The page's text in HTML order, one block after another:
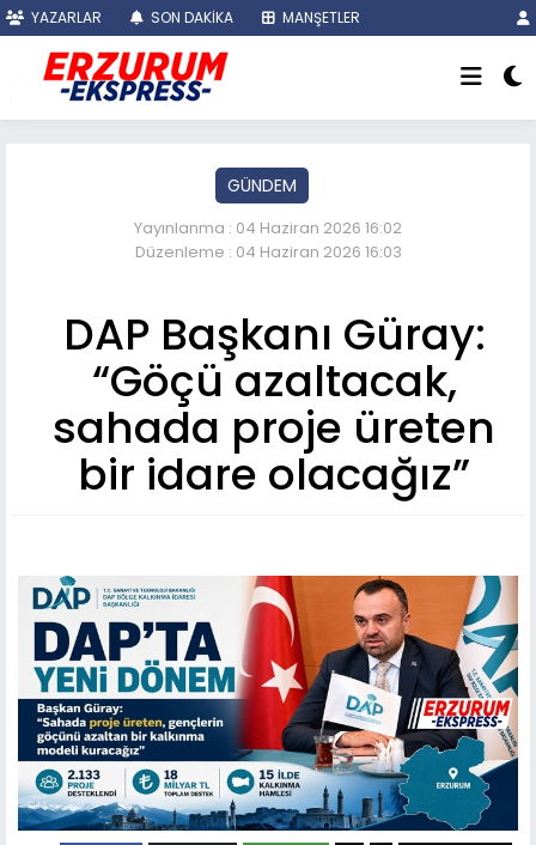
YAZARLAR SON DAKİKA MANŞETLER
GÜNDEM
Yayınlanma : 04 Haziran 2026 16:02
Düzenleme : 04 Haziran 2026 16:03
DAP Başkanı Güray:
“Göçü azaltacak,
sahada proje üreten
bir idare olacağız”